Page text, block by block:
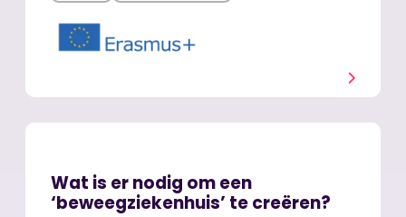
Wat is er nodig om een
‘beweegziekenhuis’ te creëren?